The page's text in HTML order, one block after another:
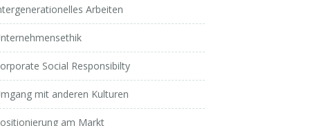
Arbeiten
Social Responsibilty
mit anderen Kulturen
am Markt